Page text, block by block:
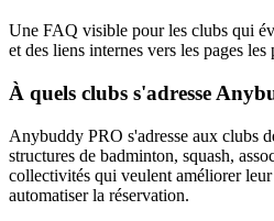
Une FAQ visible pour les clubs qui
et des liens internes vers les pages les
À quels clubs s'adresse
Anybuddy PRO s'adresse aux clubs
structures de badminton, squash,
collectivités qui veulent améliorer
automatiser la réservation.